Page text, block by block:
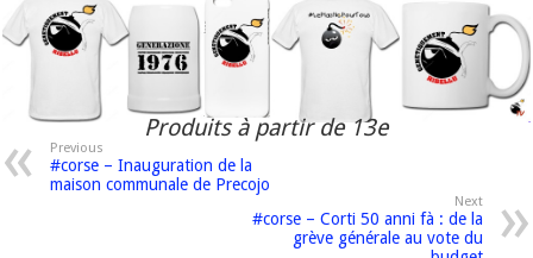
Produits à partir de 13e
Previous
#corse – Inauguration de la
maison communale de Precojo
Next
#corse – Corti 50 anni fà : de la
grève générale au vote du